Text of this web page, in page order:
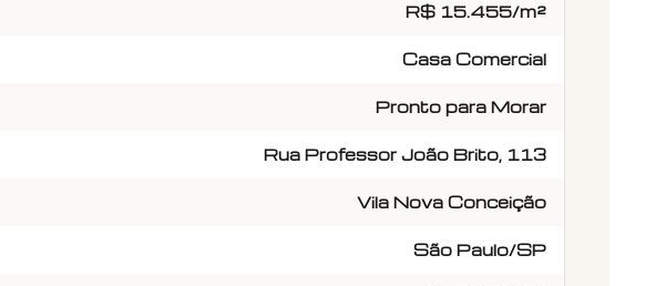
R$ 15.455/m²
Casa Comercial
Pronto para Morar
Rua Professor João Brito, 113
Vila Nova Conceição
São Paulo/SP